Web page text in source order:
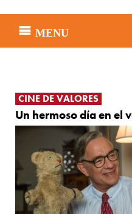
MENU
CINE DE VALORES
Un hermoso día en el